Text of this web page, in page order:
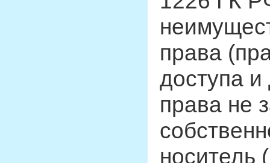
права
доступа
права не
носитель